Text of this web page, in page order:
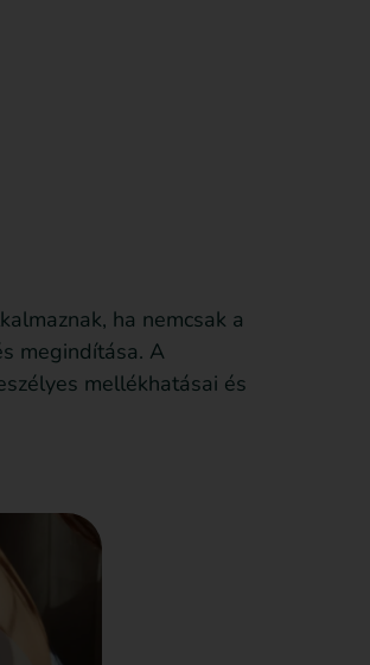
ha nemcsak a
megindítása. A
mellékhatásai és